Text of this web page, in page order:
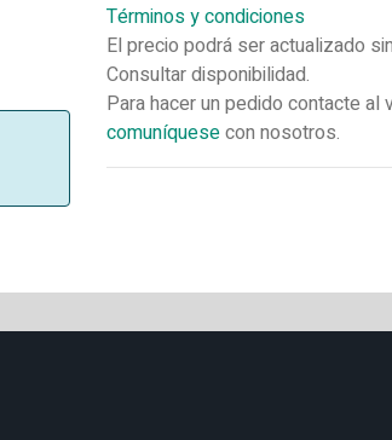
Términos y condiciones
El precio podrá ser actualizado
Consultar disponibilidad.
Para hacer un pedido contacte al
comuníquesecon nosotros.